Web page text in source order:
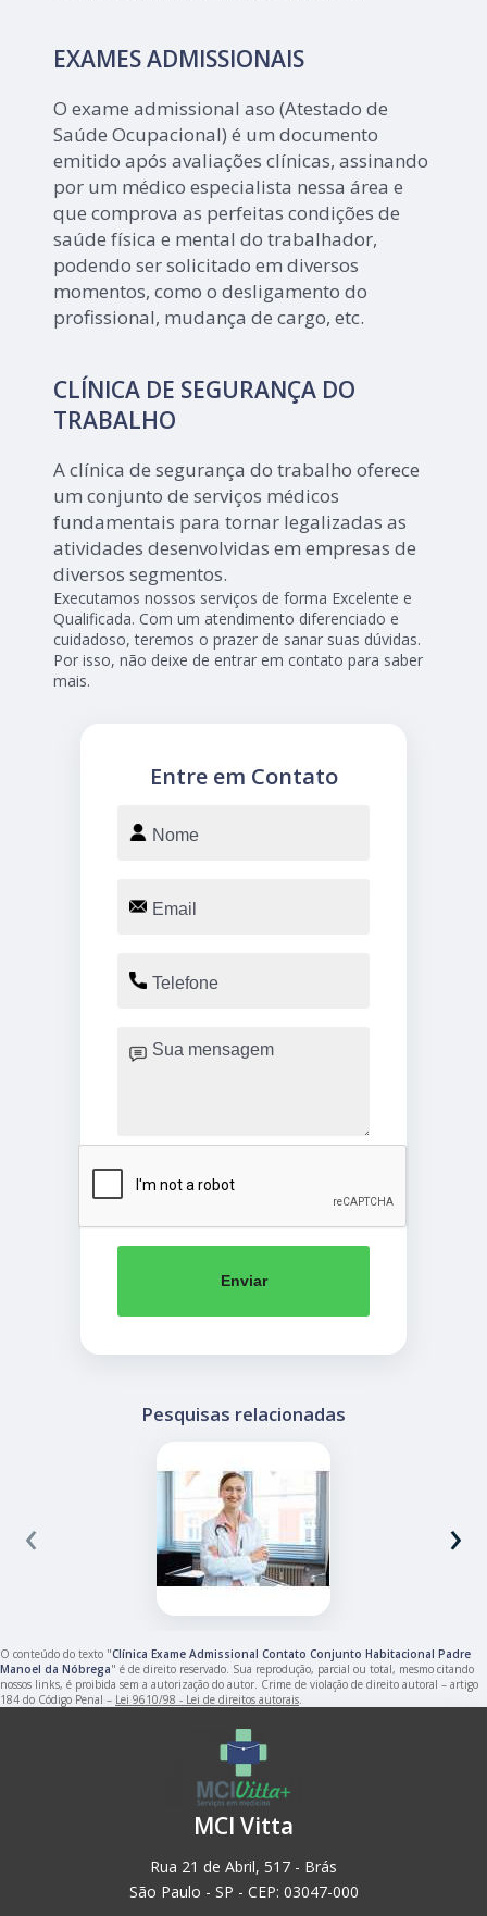
EXAMES ADMISSIONAIS
O exame admissional aso (Atestado de
Saúde Ocupacional) é um documento
emitido após avaliações clínicas, assinando
por um médico especialista nessa área e
que comprova as perfeitas condições de
saúde física e mental do trabalhador,
podendo ser solicitado em diversos
momentos, como o desligamento do
profissional, mudança de cargo, etc.
CLÍNICA DE SEGURANÇA DO
TRABALHO
A clínica de segurança do trabalho oferece
um conjunto de serviços médicos
fundamentais para tornar legalizadas as
atividades desenvolvidas em empresas de
diversos segmentos.
Executamos nossos serviços de forma Excelente e
Qualificada. Com um atendimento diferenciado e
cuidadoso, teremos o prazer de sanar suas dúvidas.
Por isso, não deixe de entrar em contato para saber
mais.
Entre em Contato
Enviar
Pesquisas relacionadas
‹ ›
O conteúdo do texto "Clínica Exame Admissional Contato Conjunto Habitacional Padre
Manoel da Nóbrega" é de direito reservado. Sua reprodução, parcial ou total, mesmo citando
nossos links, é proibida sem a autorização do autor. Crime de violação de direito autoral – artigo
184 do Código Penal – Lei 9610/98 - Lei de direitos autorais.
MCI Vitta
Rua 21 de Abril, 517 - Brás
São Paulo - SP - CEP: 03047-000